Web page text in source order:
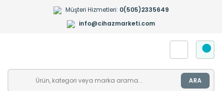
Müşteri Hizmetleri: 0(505)2335649
info@cihazmarketi.com
ARA